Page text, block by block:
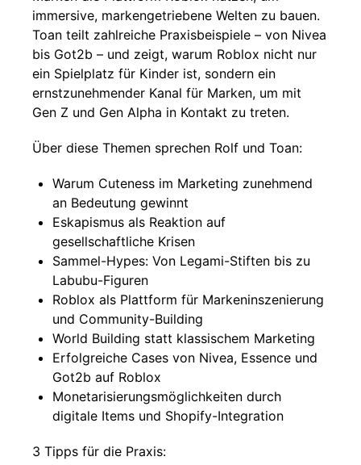
immersive, markengetriebene Welten zu bauen.
Toan teilt zahlreiche Praxisbeispiele – von Nivea
bis Got2b – und zeigt, warum Roblox nicht nur
ein Spielplatz für Kinder ist, sondern ein
ernstzunehmender Kanal für Marken, um mit
Gen Z und Gen Alpha in Kontakt zu treten.
Über diese Themen sprechen Rolf und Toan:
Warum Cuteness im Marketing zunehmend
an Bedeutung gewinnt
Eskapismus als Reaktion auf
gesellschaftliche Krisen
Sammel-Hypes: Von Legami-Stiften bis zu
Labubu-Figuren
Roblox als Plattform für Markeninszenierung
und Community-Building
World Building statt klassischem Marketing
Erfolgreiche Cases von Nivea, Essence und
Got2b auf Roblox
Monetarisierungsmöglichkeiten durch
digitale Items und Shopify-Integration
3 Tipps für die Praxis: